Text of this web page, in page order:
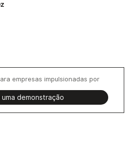
empresas impulsionadas por
uma demonstração